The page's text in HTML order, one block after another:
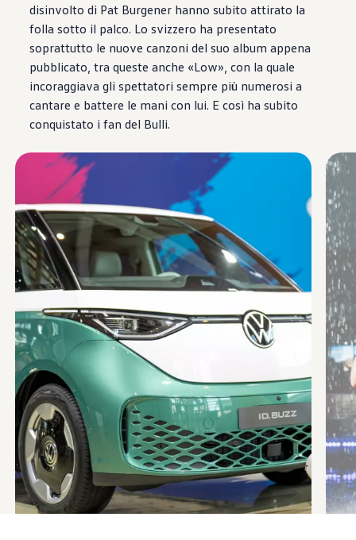
disinvolto di Pat Burgener hanno subito attirato la
folla sotto il palco. Lo svizzero ha presentato
soprattutto le nuove canzoni del suo album appena
pubblicato, tra queste anche «Low», con la quale
incoraggiava gli spettatori sempre più numerosi a
cantare e battere le mani con lui. E così ha subito
conquistato i fan del Bulli.
Enable fullscreen mode